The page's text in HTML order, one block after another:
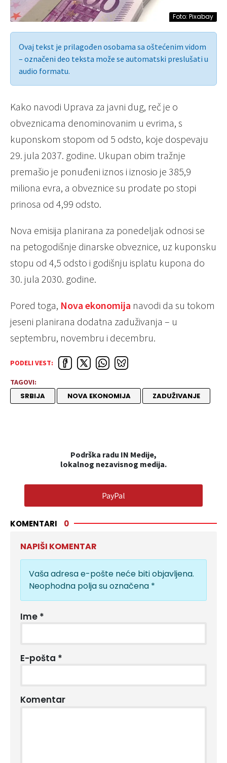
Foto: Pixabay
Ovaj tekst je prilagođen osobama sa oštećenim vidom
– označeni deo teksta može se automatski preslušati u
audio formatu.
Kako navodi Uprava za javni dug, reč je o
obveznicama denominovanim u evrima, s
kuponskom stopom od 5 odsto, koje dospevaju
29. jula 2037. godine. Ukupan obim tražnje
premašio je ponuđeni iznos i iznosio je 385,9
miliona evra, a obveznice su prodate po stopi
prinosa od 4,99 odsto.
Nova emisija planirana za ponedeljak odnosi se
na petogodišnje dinarske obveznice, uz kuponsku
stopu od 4,5 odsto i godišnju isplatu kupona do
30. jula 2030. godine.
Pored toga, Nova ekonomija navodi da su tokom
jeseni planirana dodatna zaduživanja – u
septembru, novembru i decembru.
PODELI VEST:
TAGOVI:
SRBIJA NOVA EKONOMIJA ZADUŽIVANJE
Podrška radu IN Medije,
lokalnog nezavisnog medija.
PayPal
KOMENTARI 0
NAPIŠI KOMENTAR
Vaša adresa e-pošte neće biti objavljena.
Neophodna polja su označena *
Ime *
E-pošta *
Komentar